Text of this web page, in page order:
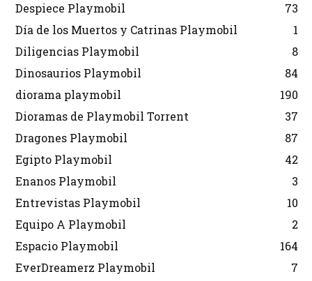
Despiece Playmobil
73
Día de los Muertos y Catrinas Playmobil
1
Diligencias Playmobil
8
Dinosaurios Playmobil
84
diorama playmobil
190
Dioramas de Playmobil Torrent
37
Dragones Playmobil
87
Egipto Playmobil
42
Enanos Playmobil
3
Entrevistas Playmobil
10
Equipo A Playmobil
2
Espacio Playmobil
164
EverDreamerz Playmobil
7